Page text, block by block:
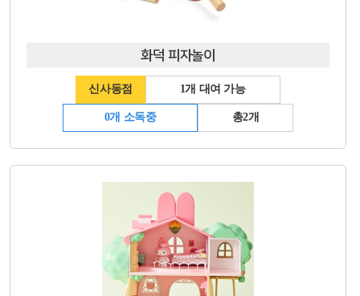
화덕 피자놀이
신사동점 1개 대여 가능
0개 소독중 총2개